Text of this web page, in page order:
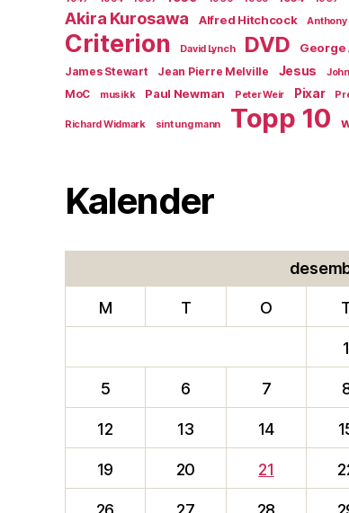
Akira Kurosawa Alfred Hitchcock Anthony
Criterion David Lynch DVD George
James Stewart Jean Pierre Melville Jesus
MoC
musikk Paul Newman Peter Weir Pixar
Richard Widmark sint ung mann Topp 10
Kalender
M T O
1
5 6 7
12 13 14
19 20 21